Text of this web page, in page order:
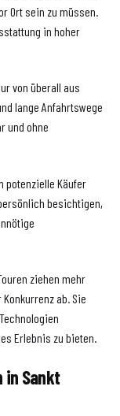
Ort sein zu müssen.
in hoher
von überall aus
lange Anfahrtswege
und ohne
potenzielle Käufer
besichtigen,
ziehen mehr
ab. Sie
Erlebnis zu bieten.
in Sankt